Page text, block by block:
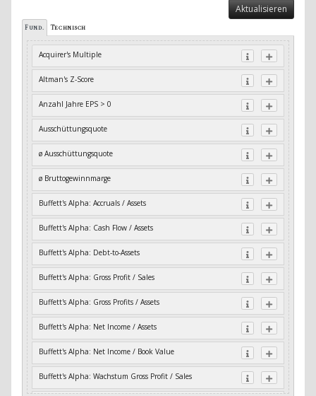
Aktualisieren
Fund. Technisch
Acquirer's Multiple
Altman's Z-Score
Anzahl Jahre EPS > 0
Ausschüttungsquote
ø Ausschüttungsquote
ø Bruttogewinnmarge
Buffett's Alpha: Accruals / Assets
Buffett's Alpha: Cash Flow / Assets
Buffett's Alpha: Debt-to-Assets
Buffett's Alpha: Gross Profit / Sales
Buffett's Alpha: Gross Profits / Assets
Buffett's Alpha: Net Income / Assets
Buffett's Alpha: Net Income / Book Value
Buffett's Alpha: Wachstum Gross Profit / Sales